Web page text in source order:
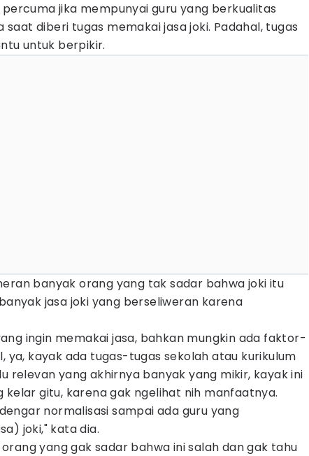
percuma jika mempunyai guru yang berkualitas
saat diberi tugas memakai jasa joki. Padahal, tugas
untuk berpikir.
banyak orang yang tak sadar bahwa joki itu
jasa joki yang berseliweran karena
ingin memakai jasa, bahkan mungkin ada faktor-
ya, kayak ada tugas-tugas sekolah atau kurikulum
relevan yang akhirnya banyak yang mikir, kayak ini
kelar gitu, karena gak ngelihat nih manfaatnya.
normalisasi sampai ada guru yang
joki," kata dia.
yang gak sadar bahwa ini salah dan gak tahu